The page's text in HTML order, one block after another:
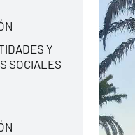
Y
SOCIALES